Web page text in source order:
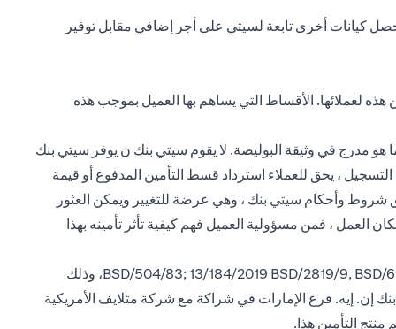
كيانات أخرى تابعة لسيتي على أجر إضافي مقابل توفير
هذه لعملائها. الأقساط التي يساهم بها العميل بموجب هذه
هو مدرج في وثيقة البوليصة. لا يقوم سيتي بنك ن يوفر سيتي بنك
دعم العملاء من خلال تلقي المدفوعات وإرسالها إلى شركة التأمين. إذا تم إلغاء السياسات في غضون 30 يومًا من التسجيل ، يحق للعملاء استرداد قسط التأمين المدفوع أو قيمة
الاسترداد. تطبق شروط وأحكام سيتي بنك ، وهي عرضة للتغيير ويمكن العثور
العمل ، فمن مسؤولية العميل فهم كيفية تأثر تأمينه بهذا
يرجى ملاحظة أن سيتي بنك إن. إيه. فرع الإمارات، مسجل لدى البنك المركزي لدولة الإمارات العربية المتحدة بموجب ترخيص رقم BSD/504/83; 13/184/2019 BSD/2819/9, BSD/692/83، وذلك
إن. إيه. فرع الإمارات في شراكة مع شركة متلايف الأمريكية